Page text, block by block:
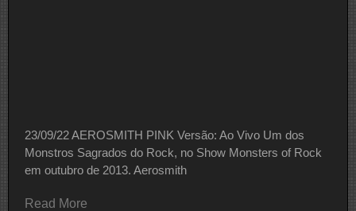
23/09/22 AEROSMITH PINK Versão: Ao Vivo Um dos
Monstros Sagrados do Rock, no Show Monsters of Rock
em outubro de 2013. Aerosmith
Read More